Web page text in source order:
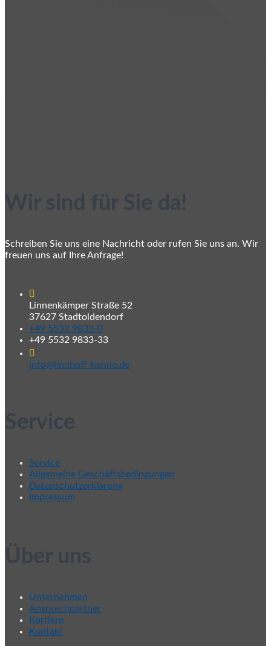
Wir sind für Sie da!
Schreiben Sie uns eine Nachricht oder rufen Sie uns an. Wir
freuen uns auf Ihre Anfrage!
Linnenkämper Straße 52
37627 Stadtoldendorf
+49 5532 9833-0
+49 5532 9833-33
info@linnhoff-henne.de
Service
Service
Allgemeine Geschäftsbedingungen
Datenschutzerklärung
Impressum
Über uns
Unternehmen
Ansprechpartner
Karriere
Kontakt